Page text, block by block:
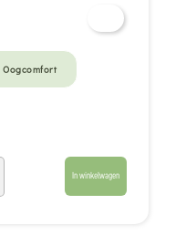
Oogcomfort
In winkelwagen